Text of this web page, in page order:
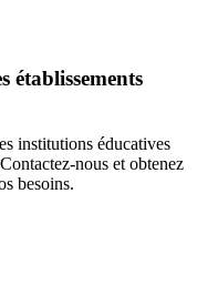
établissements
institutions éducatives
nous et obtenez
besoins.